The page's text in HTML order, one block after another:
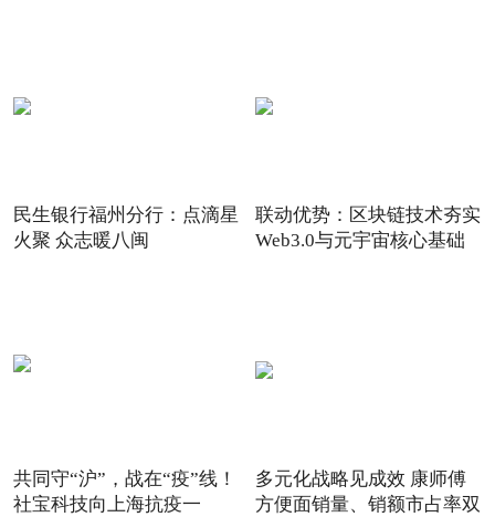
民生银行福州分行：点滴星
火聚 众志暖八闽
联动优势：区块链技术夯实
Web3.0与元宇宙核心基础
共同守“沪”，战在“疫”线！
社宝科技向上海抗疫一
多元化战略见成效 康师傅
方便面销量、销额市占率双